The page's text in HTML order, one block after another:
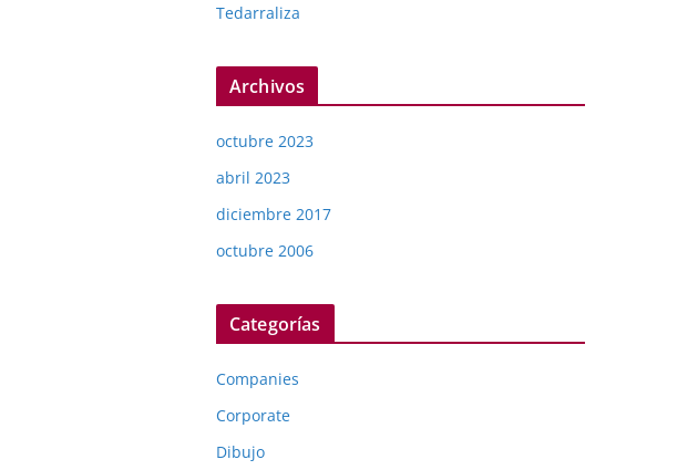
Tedarraliza
Archivos
octubre 2023
abril 2023
diciembre 2017
octubre 2006
Categorías
Companies
Corporate
Dibujo